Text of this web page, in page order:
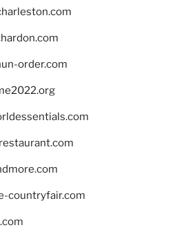
order.com
countryfair.com